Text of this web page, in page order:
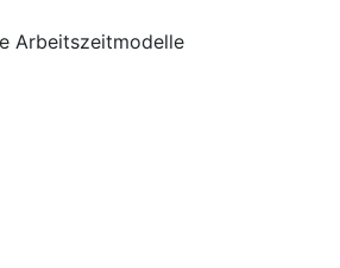
Arbeitszeitmodelle